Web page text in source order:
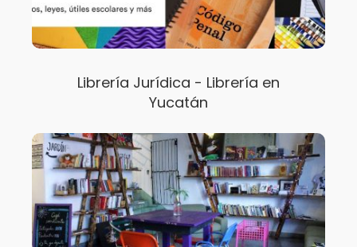
Librería Jurídica - Librería en
Yucatán